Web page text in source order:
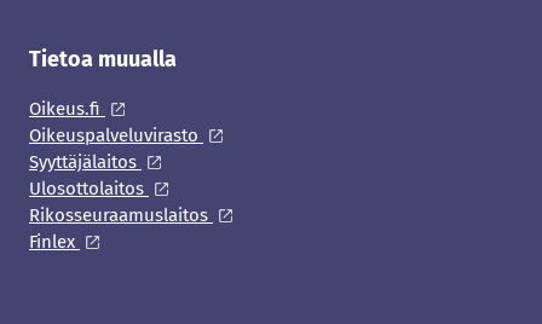
Tietoa muualla
Oikeus.fi
Oikeuspalveluvirasto
Syyttäjälaitos
Ulosottolaitos
Rikosseuraamuslaitos
Finlex